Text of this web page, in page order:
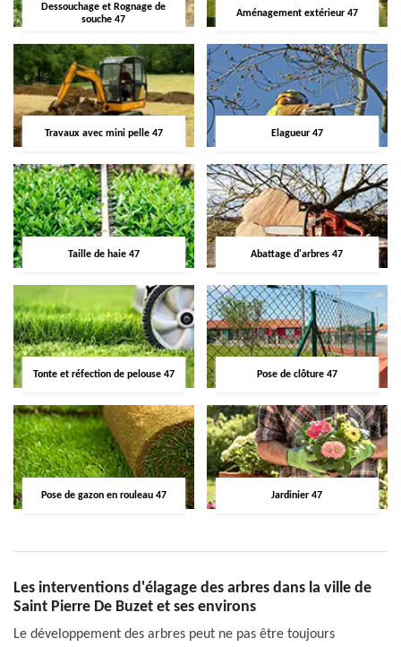
Dessouchage et Rognage de
souche 47
Aménagement extérieur 47
Travaux avec mini pelle 47 Elagueur 47
Taille de haie 47 Abattage d'arbres 47
Tonte et réfection de pelouse 47 Pose de clôture 47
Pose de gazon en rouleau 47 Jardinier 47
Les interventions d'élagage des arbres dans la ville de
Saint Pierre De Buzet et ses environs
Le développement des arbres peut ne pas être toujours